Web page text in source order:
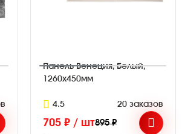
Панель Венеция, Белый,
1260х450мм
4.5 20 заказов
705 ₽ / шт895 ₽